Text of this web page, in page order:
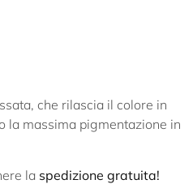
che rilascia il colore in
la massima pigmentazione in
la spedizione gratuita!